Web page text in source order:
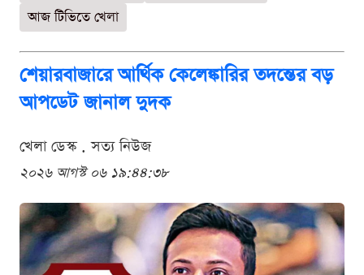
আজ টিভিতে খেলা
শেয়ারবাজারে আর্থিক কেলেঙ্কারির তদন্তের বড়
আপডেট জানাল দুদক
খেলা ডেস্ক . সত্য নিউজ
২০২৬ আগস্ট ০৬ ১৯:৪৪:৩৮